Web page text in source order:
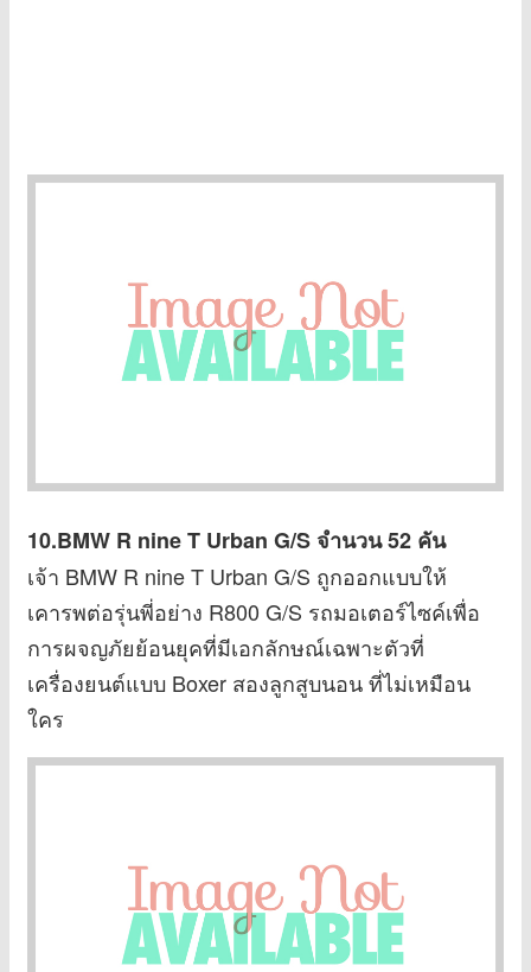
10.BMW R nine T Urban G/Sจำนวน 52 คัน
เจ้า BMW R nine T Urban G/S ถูกออกแบบให้
เคารพต่อรุ่นพี่อย่าง R800 G/S รถมอเตอร์ไซค์เพื่อ
การผจญภัยย้อนยุคที่มีเอกลักษณ์เฉพาะตัวที่
เครื่องยนต์แบบ Boxer สองลูกสูบนอน ที่ไม่เหมือน
ใคร